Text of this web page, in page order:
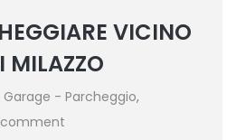
VICINO
MILAZZO
Garage - Parcheggio,